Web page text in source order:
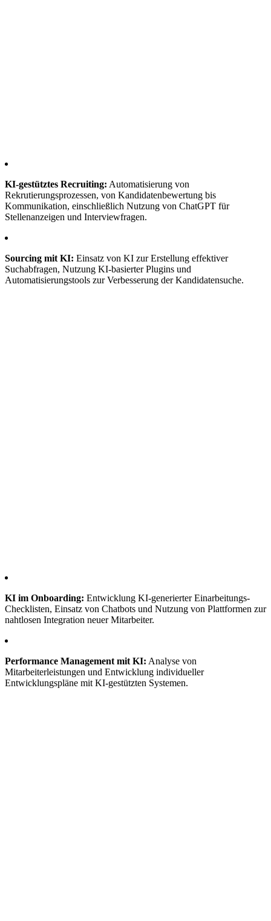
KI-gestütztes Recruiting: Automatisierung von
Rekrutierungsprozessen, von Kandidatenbewertung bis
Kommunikation, einschließlich Nutzung von ChatGPT für
Stellenanzeigen und Interviewfragen.
Sourcing mit KI: Einsatz von KI zur Erstellung effektiver
Suchabfragen, Nutzung KI-basierter Plugins und
Automatisierungstools zur Verbesserung der Kandidatensuche.
KI im Onboarding: Entwicklung KI-generierter Einarbeitungs-
Checklisten, Einsatz von Chatbots und Nutzung von Plattformen zur
nahtlosen Integration neuer Mitarbeiter.
Performance Management mit KI: Analyse von
Mitarbeiterleistungen und Entwicklung individueller
Entwicklungspläne mit KI-gestützten Systemen.